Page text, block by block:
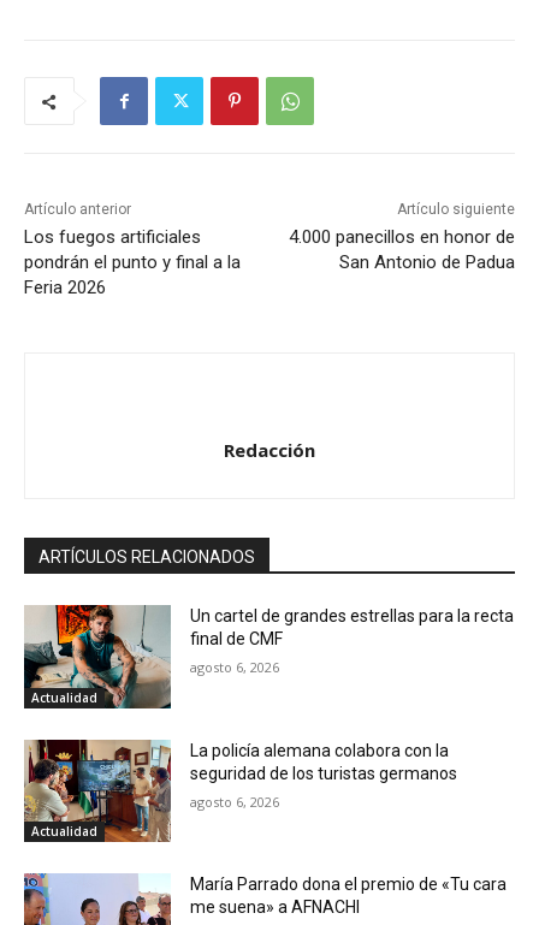
Artículo anterior
Los fuegos artificiales
pondrán el punto y final a la
Feria 2026
Artículo siguiente
4.000 panecillos en honor de
San Antonio de Padua
Redacción
ARTÍCULOS RELACIONADOS
Actualidad
Un cartel de grandes estrellas para la recta
final de CMF
agosto 6, 2026
Actualidad
La policía alemana colabora con la
seguridad de los turistas germanos
agosto 6, 2026
María Parrado dona el premio de «Tu cara
me suena» a AFNACHI